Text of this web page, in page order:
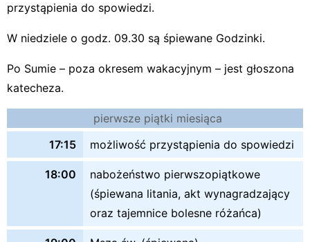
przystąpienia do spowiedzi.
W niedziele o godz. 09.30 są śpiewane Godzinki.
Po Sumie – poza okresem wakacyjnym – jest głoszona
katecheza.
pierwsze piątki miesiąca
17:15
możliwość przystąpienia do spowiedzi
18:00
nabożeństwo pierwszopiątkowe
(śpiewana litania, akt wynagradzający
oraz tajemnice bolesne różańca)